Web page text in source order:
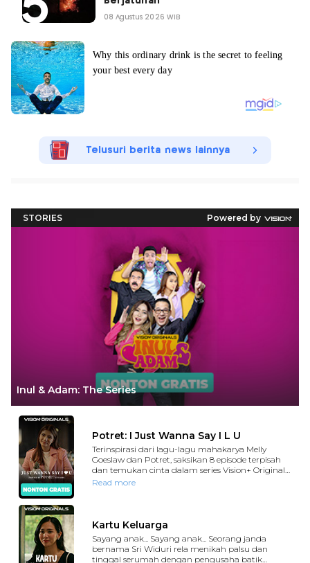
08 Agustus 2026 WIB
Telusuri berita news lainnya